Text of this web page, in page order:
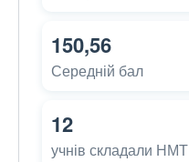
150,56
Середній бал
12
учнів складали НМТ